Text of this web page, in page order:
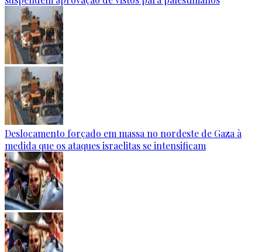
Deslocamento forçado em massa no nordeste de Gaza à
medida que os ataques israelitas se intensificam